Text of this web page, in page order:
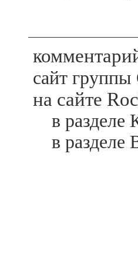
сайт группы
на сайте
в разделе
в разделе